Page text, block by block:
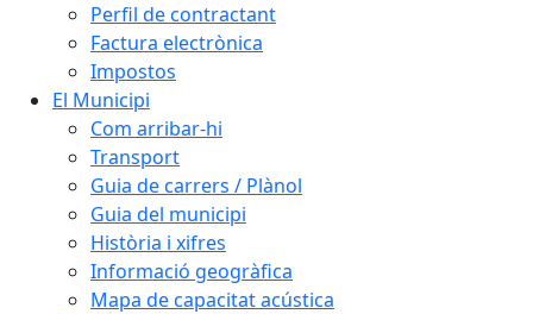
Perfil de contractant
Factura electrònica
Impostos
El Municipi
Com arribar-hi
Transport
Guia de carrers / Plànol
Guia del municipi
Història i xifres
Informació geogràfica
Mapa de capacitat acústica